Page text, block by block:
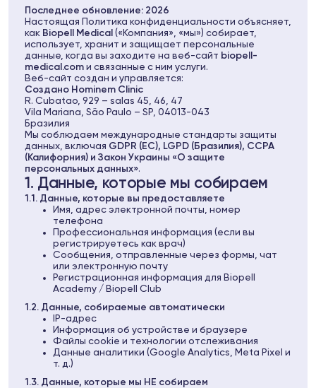
Последнее обновление: 2026
Настоящая Политика конфиденциальности объясняет,
как Biopell Medical («Компания», «мы») собирает,
использует, хранит и защищает персональные
данные, когда вы заходите на веб-сайт biopell-
medical.comи связанные с ним услуги.
Веб-сайт создан и управляется:
Создано Hominem Clinic
R. Cubatao, 929 – salas 45, 46, 47
Vila Mariana, São Paulo – SP, 04013-043
Бразилия
Мы соблюдаем международные стандарты защиты
данных, включая GDPR (ЕС), LGPD (Бразилия), CCPA
(Калифорния) и Закон Украины «О защите
персональных данных».
1. Данные, которые мы собираем
1.1. Данные, которые вы предоставляете
Имя, адрес электронной почты, номер
телефона
Профессиональная информация (если вы
регистрируетесь как врач)
Сообщения, отправленные через формы, чат
или электронную почту
Регистрационная информация для Biopell
Academy / Biopell Club
1.2. Данные, собираемые автоматически
IP-адрес
Информация об устройстве и браузере
Файлы cookie и технологии отслеживания
Данные аналитики (Google Analytics, Meta Pixel и
т. д.)
1.3. Данные, которые мы НЕ собираем